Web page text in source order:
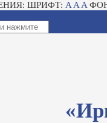
ШРИФТ: A A A